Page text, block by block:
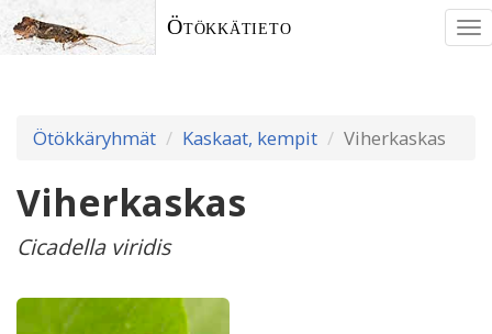
Ötökkätieto
Ötökkäryhmät Kaskaat, kempit Viherkaskas
Viherkaskas
Cicadella viridis